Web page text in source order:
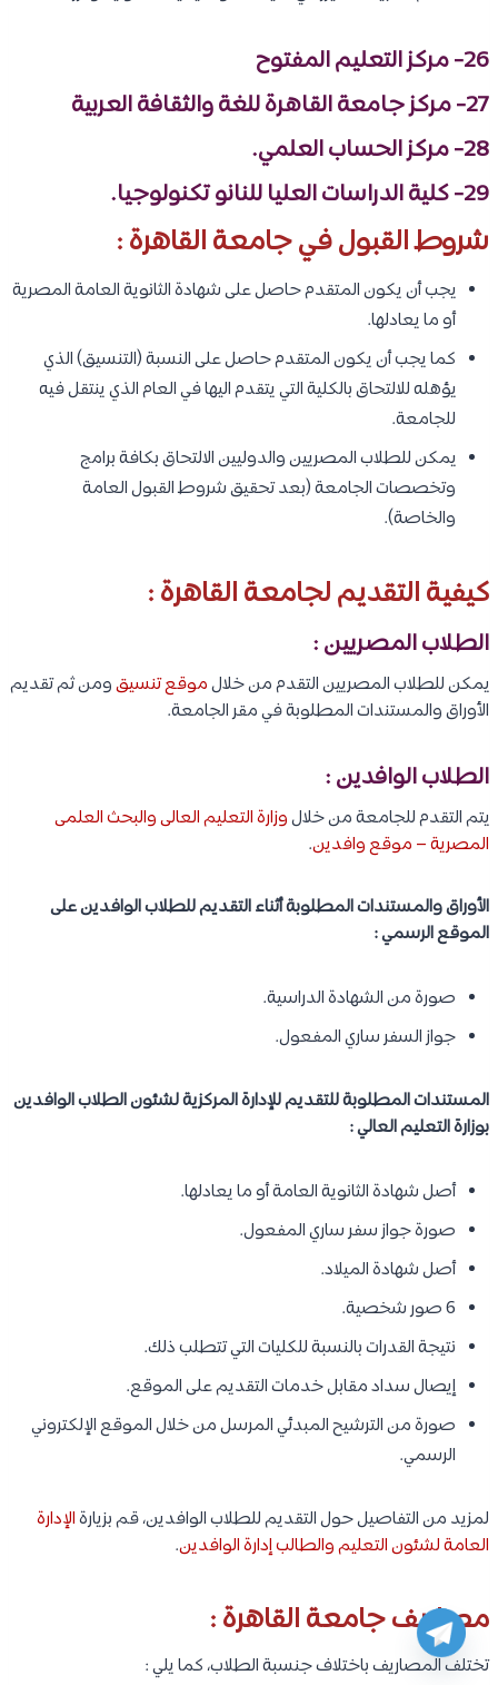
26- مركز التعليم المفتوح
27- مركز جامعة القاهرة للغة والثقافة العربية
28- مركز الحساب العلمي.
29- كلية الدراسات العليا للنانو تكنولوجيا.
شروط القبول في جامعة القاهرة :
يجب أن يكون المتقدم حاصل على شهادة الثانوية العامة المصرية
أو ما يعادلها.
كما يجب أن يكون المتقدم حاصل على النسبة (التنسيق) الذي
يؤهله للالتحاق بالكلية التي يتقدم اليها في العام الذي ينتقل فيه
للجامعة.
يمكن للطلاب المصريين والدوليين الالتحاق بكافة برامج
وتخصصات الجامعة (بعد تحقيق شروط القبول العامة
والخاصة).
كيفية التقديم لجامعة القاهرة :
الطلاب المصريين :
يمكن للطلاب المصريين التقدم من خلالموقع تنسيقومن ثم تقديم
الأوراق والمستندات المطلوبة في مقر الجامعة.
الطلاب الوافدين :
يتم التقدم للجامعة من خلالوزارة التعليم العالى والبحث العلمى
المصرية – موقع وافدين.
الأوراق والمستندات المطلوبة أثناء التقديم للطلاب الوافدين على
الموقع الرسمي :
صورة من الشهادة الدراسية.
جواز السفر ساري المفعول.
المستندات المطلوبة للتقديم للإدارة المركزية لشئون الطلاب الوافدين
بوزارة التعليم العالي :
أصل شهادة الثانوية العامة أو ما يعادلها.
صورة جواز سفر ساري المفعول.
أصل شهادة الميلاد.
6 صور شخصية.
نتيجة القدرات بالنسبة للكليات التي تتطلب ذلك.
إيصال سداد مقابل خدمات التقديم على الموقع.
صورة من الترشيح المبدئي المرسل من خلال الموقع الإلكتروني
الرسمي.
لمزيد من التفاصيل حول التقديم للطلاب الوافدين، قم بزيارةالإدارة
العامة لشئون التعليم والطالب إدارة الوافدين.
مصاريف جامعة القاهرة :
تختلف المصاريف باختلاف جنسبة الطلاب، كما يلي :